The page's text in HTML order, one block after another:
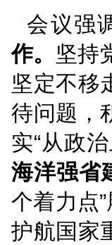
会议
军院长
实”，
力量。